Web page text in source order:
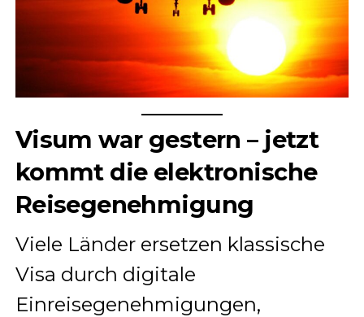
Visum war gestern – jetzt
kommt die elektronische
Reisegenehmigung
Viele Länder ersetzen klassische
Visa durch digitale
Einreisegenehmigungen,